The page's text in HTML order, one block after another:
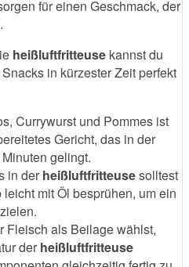
für einen Geschmack, der
heißluftfritteuse kannst du
in kürzester Zeit perfekt
Currywurst und Pommes ist
Gericht, das in der
gelingt.
in der heißluftfritteusesolltest
mit Öl besprühen, um ein
Fleisch als Beilage wählst,
der heißluftfritteuse